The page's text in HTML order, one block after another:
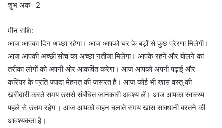
शुभ अंक- 2
मीन राशि:
आज आपका दिन अच्छा रहेगा। आज आपको घर के बड़ों से कुछ प्रेरणा मिलेगी।
आज आपकी अच्छी सोच का अच्छा नतीजा मिलेगा। आपके रहने और बोलने का
तरीका लोगों को अपनी ओर आकर्षित करेगा। आज आपको अपनी पढ़ाई और
करियर के प्रति ज्यादा मेहनत की जरूरत है। आज कोई भी खास वस्तु की
खरीदारी करते समय उससे संबंधित जानकारी अवश्य लें। आज आपका स्वास्थ्य
पहले से उत्तम रहेगा। आज आपको वाहन चलाते समय खास सावधानी बरतने की
आवश्यकता है।